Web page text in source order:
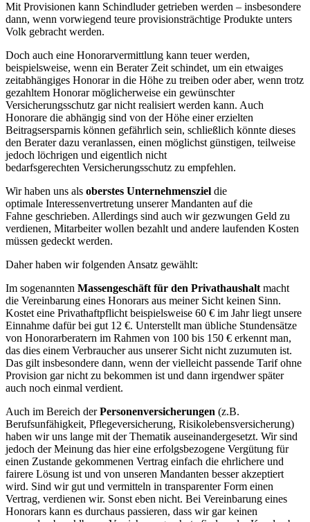
Mit Provisionen kann Schindluder getrieben werden – insbesondere
dann, wenn vorwiegend teure provisionsträchtige Produkte unters
Volk gebracht werden.
Doch auch eine Honorarvermittlung kann teuer werden,
beispielsweise, wenn ein Berater Zeit schindet, um ein etwaiges
zeitabhängiges Honorar in die Höhe zu treiben oder aber, wenn trotz
gezahltem Honorar möglicherweise ein gewünschter
Versicherungsschutz gar nicht realisiert werden kann. Auch
Honorare die abhängig sind von der Höhe einer erzielten
Beitragsersparnis können gefährlich sein, schließlich könnte dieses
den Berater dazu veranlassen, einen möglichst günstigen, teilweise
jedoch löchrigen und eigentlich nicht
bedarfsgerechten Versicherungsschutz zu empfehlen.
Wir haben uns als oberstes Unternehmensziel die
optimale Interessenvertretung unserer Mandanten auf die
Fahne geschrieben. Allerdings sind auch wir gezwungen Geld zu
verdienen, Mitarbeiter wollen bezahlt und andere laufenden Kosten
müssen gedeckt werden.
Daher haben wir folgenden Ansatz gewählt:
Im sogenannten Massengeschäft für den Privathaushaltmacht
die Vereinbarung eines Honorars aus meiner Sicht keinen Sinn.
Kostet eine Privathaftpflicht beispielsweise 60 € im Jahr liegt unsere
Einnahme dafür bei gut 12 €. Unterstellt man übliche Stundensätze
von Honorarberatern im Rahmen von 100 bis 150 € erkennt man,
das dies einem Verbraucher aus unserer Sicht nicht zuzumuten ist.
Das gilt insbesondere dann, wenn der vielleicht passende Tarif ohne
Provision gar nicht zu bekommen ist und dann irgendwer später
auch noch einmal verdient.
Auch im Bereich derPersonenversicherungen (z.B.
Berufsunfähigkeit, Pflegeversicherung, Risikolebensversicherung)
haben wir uns lange mit der Thematik auseinandergesetzt. Wir sind
jedoch der Meinung das hier eine erfolgsbezogene Vergütung für
einen Zustande gekommenen Vertrag einfach die ehrlichere und
fairere Lösung ist und von unseren Mandanten besser akzeptiert
wird. Sind wir gut und vermitteln in transparenter Form einen
Vertrag, verdienen wir. Sonst eben nicht. Bei Vereinbarung eines
Honorars kann es durchaus passieren, dass wir gar keinen